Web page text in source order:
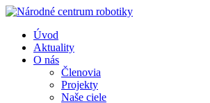
Úvod
Aktuality
O nás
Členovia
Projekty
Naše ciele